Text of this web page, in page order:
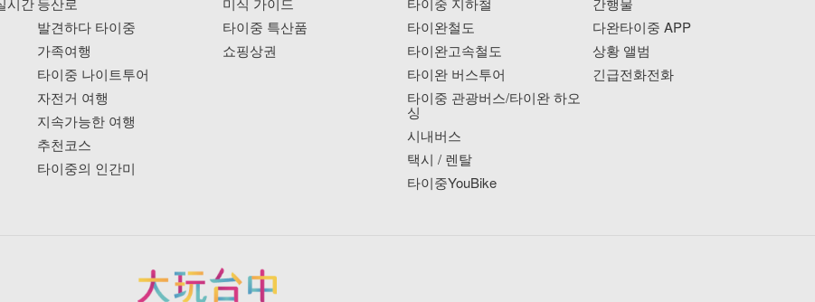
발견하다 타이중
가족여행
타이중 나이트투어
자전거 여행
지속가능한 여행
추천코스
타이중의 인간미
타이중 특산품
쇼핑상권
타이완철도
타이완고속철도
타이완 버스투어
타이중 관광버스/타이완 하오
싱
시내버스
택시 / 렌탈
타이중YouBike
다완타이중 APP
상황 앨범
긴급전화전화